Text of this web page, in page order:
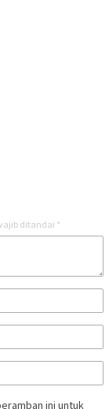
ditandai *
ini untuk